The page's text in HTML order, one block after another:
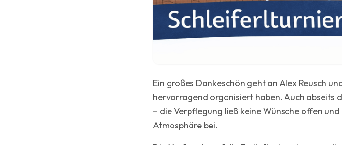
Ein großes Dankeschön geht an Alex Reusch
hervorragend organisiert haben. Auch abseits
– die Verpflegung ließ keine Wünsche offen
Atmosphäre bei.